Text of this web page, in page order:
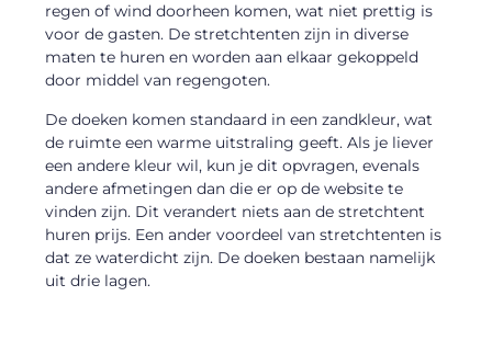
regen of wind doorheen komen, wat niet prettig is
voor de gasten. De stretchtenten zijn in diverse
maten te huren en worden aan elkaar gekoppeld
door middel van regengoten.
De doeken komen standaard in een zandkleur, wat
de ruimte een warme uitstraling geeft. Als je liever
een andere kleur wil, kun je dit opvragen, evenals
andere afmetingen dan die er op de website te
vinden zijn. Dit verandert niets aan de stretchtent
huren prijs. Een ander voordeel van stretchtenten is
dat ze waterdicht zijn. De doeken bestaan namelijk
uit drie lagen.